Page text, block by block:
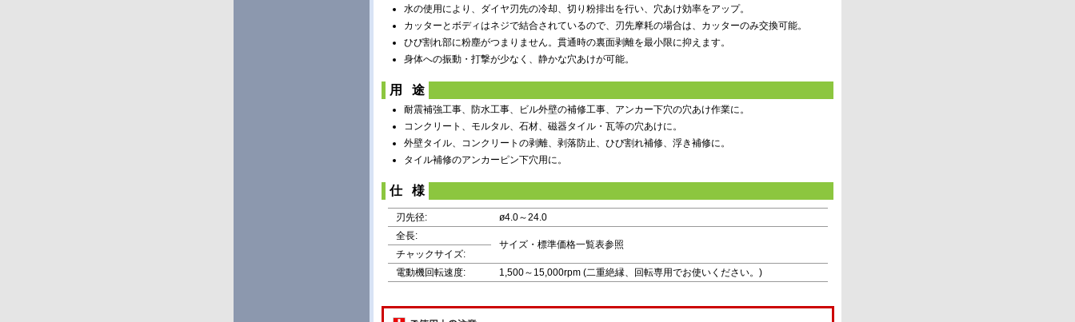
水の使用により、ダイヤ刃先の冷却、切り粉排出を行い、穴あけ効率をアップ。
カッターとボディはネジで結合されているので、刃先摩耗の場合は、カッターのみ交換可能。
ひび割れ部に粉塵がつまりません。貫通時の裏面剥離を最小限に抑えます。
身体への振動・打撃が少なく、静かな穴あけが可能。
用 途
耐震補強工事、防水工事、ビル外壁の補修工事、アンカー下穴の穴あけ作業に。
コンクリート、モルタル、石材、磁器タイル・瓦等の穴あけに。
外壁タイル、コンクリートの剥離、剥落防止、ひび割れ補修、浮き補修に。
タイル補修のアンカーピン下穴用に。
仕 様
刃先径:
ø4.0～24.0
全長:
サイズ・標準価格一覧表参照
チャックサイズ:
電動機回転速度:
1,500～15,000rpm (二重絶縁、回転専用でお使いください。)